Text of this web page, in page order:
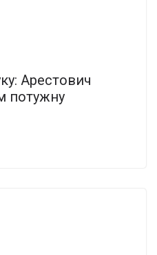
Арестович
потужну